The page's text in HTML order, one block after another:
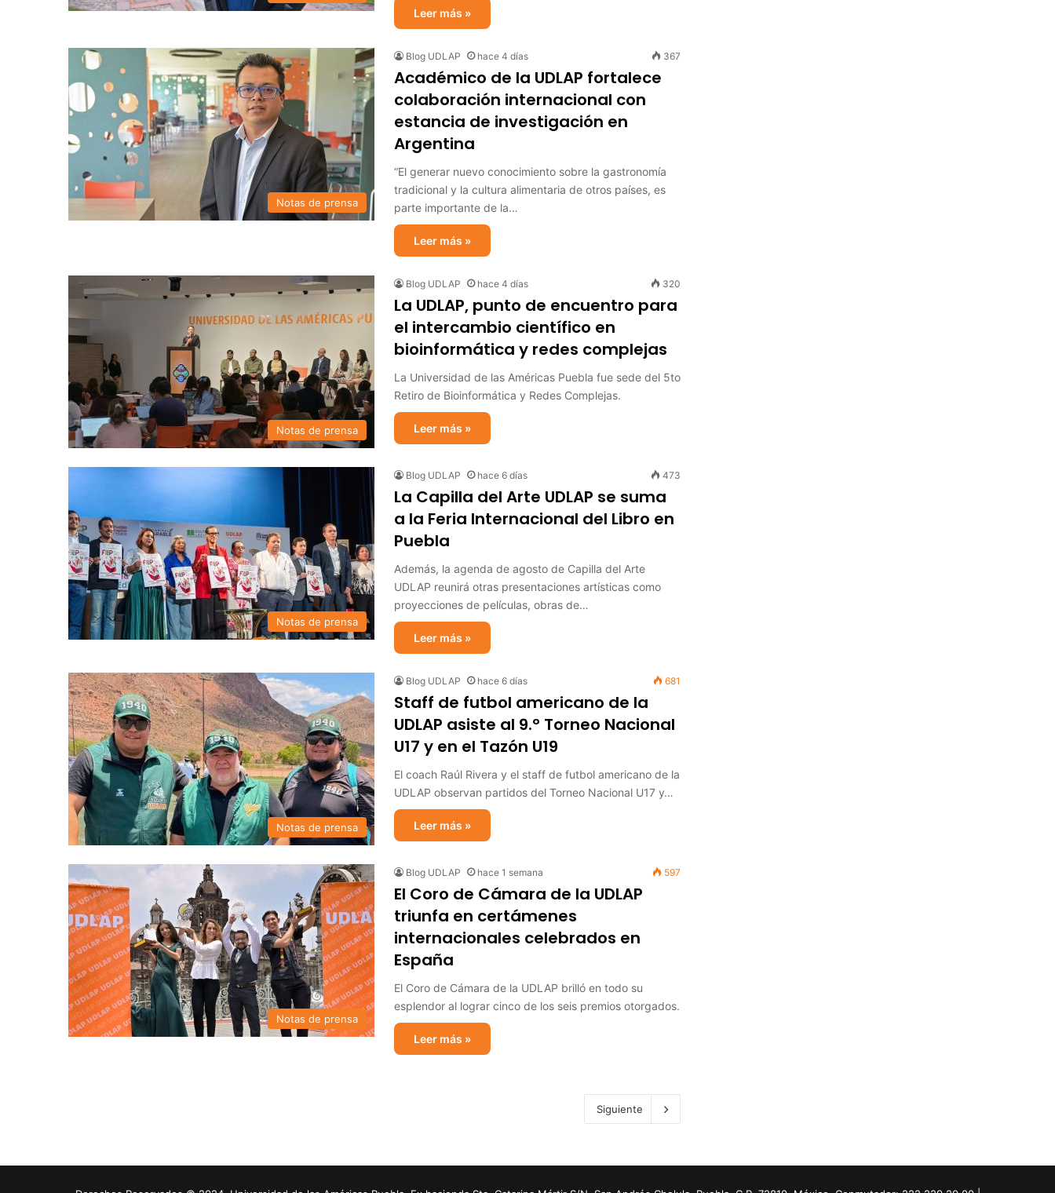
Leer más »
Notas de prensa
Blog UDLAP hace 4 días 367
Académico de la UDLAP fortalece
colaboración internacional con
estancia de investigación en
Argentina
“El generar nuevo conocimiento sobre la gastronomía
tradicional y la cultura alimentaria de otros países, es
parte importante de la…
Leer más »
Notas de prensa
Blog UDLAP hace 4 días 320
La UDLAP, punto de encuentro para
el intercambio científico en
bioinformática y redes complejas
La Universidad de las Américas Puebla fue sede del 5to
Retiro de Bioinformática y Redes Complejas.
Leer más »
Notas de prensa
Blog UDLAP hace 6 días 473
La Capilla del Arte UDLAP se suma
a la Feria Internacional del Libro en
Puebla
Además, la agenda de agosto de Capilla del Arte
UDLAP reunirá otras presentaciones artísticas como
proyecciones de películas, obras de…
Leer más »
Notas de prensa
Blog UDLAP hace 6 días 681
Staff de futbol americano de la
UDLAP asiste al 9.º Torneo Nacional
U17 y en el Tazón U19
El coach Raúl Rivera y el staff de futbol americano de la
UDLAP observan partidos del Torneo Nacional U17 y…
Leer más »
Notas de prensa
Blog UDLAP hace 1 semana 597
El Coro de Cámara de la UDLAP
triunfa en certámenes
internacionales celebrados en
España
El Coro de Cámara de la UDLAP brilló en todo su
esplendor al lograr cinco de los seis premios otorgados.
Leer más »
Siguiente